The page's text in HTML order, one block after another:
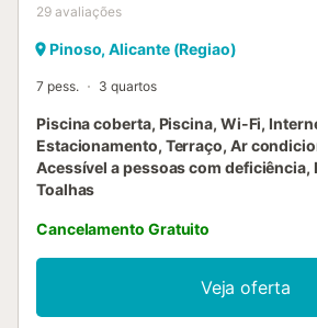
29 avaliações
Pinoso, Alicante (Regiao)
7 pess. 3 quartos
Piscina coberta, Piscina, Wi-Fi,
Estacionamento, Terraço, Ar
Acessível a pessoas com deficiência,
Toalhas
Cancelamento Gratuito
Veja oferta